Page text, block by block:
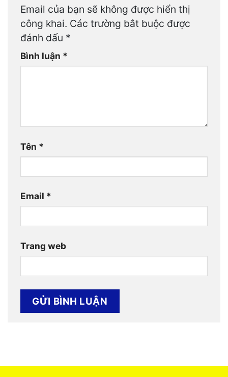
Email của bạn sẽ không được hiển thị
công khai. Các trường bắt buộc được
đánh dấu *
Bình luận *
Tên *
Email *
Trang web